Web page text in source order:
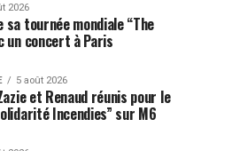
2026
sa tournée mondiale “The
un concert à Paris
5 août 2026
et Renaud réunis pour le
Incendies” sur M6